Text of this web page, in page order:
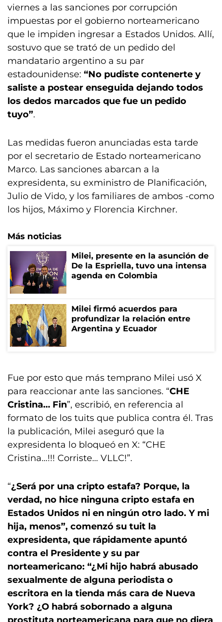
viernes a las sanciones por corrupción
impuestas por el gobierno norteamericano
que le impiden ingresar a Estados Unidos. Allí,
sostuvo que se trató de un pedido del
mandatario argentino a su par
estadounidense: “No pudiste contenerte y
saliste a postear enseguida dejando todos
los dedos marcados que fue un pedido
tuyo”.
Las medidas fueron anunciadas esta tarde
por el secretario de Estado norteamericano
Marco. Las sanciones abarcan a la
expresidenta, su exministro de Planificación,
Julio de Vido, y los familiares de ambos -como
los hijos, Máximo y Florencia Kirchner.
Más noticias
Milei, presente en la asunción de
De la Espriella, tuvo una intensa
agenda en Colombia
Milei firmó acuerdos para
profundizar la relación entre
Argentina y Ecuador
Fue por esto que más temprano Milei usó X
para reaccionar ante las sanciones. “CHE
Cristina… Fin”, escribió, en referencia al
formato de los tuits que publica contra él. Tras
la publicación, Milei aseguró que la
expresidenta lo bloqueó en X: “CHE
Cristina…!!! Corriste… VLLC!”.
“¿Será por una cripto estafa? Porque, la
verdad, no hice ninguna cripto estafa en
Estados Unidos ni en ningún otro lado. Y mi
hija, menos”, comenzó su tuit la
expresidenta, que rápidamente apuntó
contra el Presidente y su par
norteamericano: “¿Mi hijo habrá abusado
sexualmente de alguna periodista o
escritora en la tienda más cara de Nueva
York? ¿O habrá sobornado a alguna